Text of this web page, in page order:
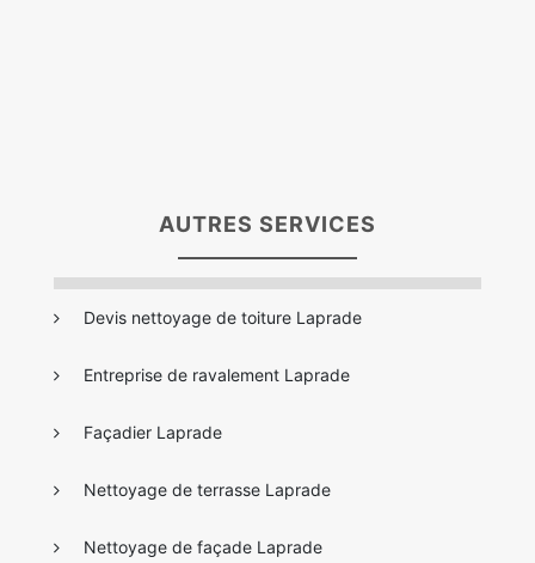
AUTRES SERVICES
Devis nettoyage de toiture Laprade
Entreprise de ravalement Laprade
Façadier Laprade
Nettoyage de terrasse Laprade
Nettoyage de façade Laprade